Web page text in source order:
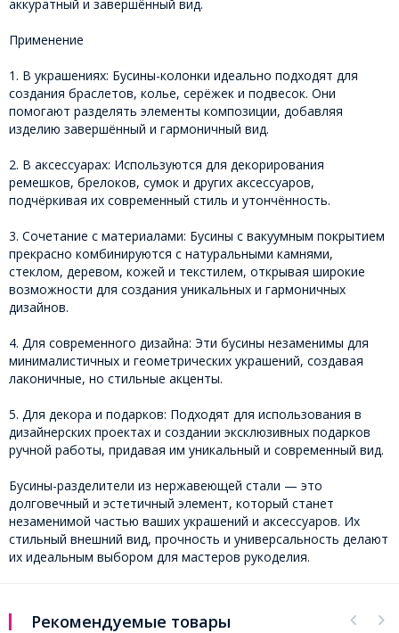
аккуратный и завершённый вид.
Применение
1. В украшениях: Бусины-колонки идеально подходят для
создания браслетов, колье, серёжек и подвесок. Они
помогают разделять элементы композиции, добавляя
изделию завершённый и гармоничный вид.
2. В аксессуарах: Используются для декорирования
ремешков, брелоков, сумок и других аксессуаров,
подчёркивая их современный стиль и утончённость.
3. Сочетание с материалами: Бусины с вакуумным покрытием
прекрасно комбинируются с натуральными камнями,
стеклом, деревом, кожей и текстилем, открывая широкие
возможности для создания уникальных и гармоничных
дизайнов.
4. Для современного дизайна: Эти бусины незаменимы для
минималистичных и геометрических украшений, создавая
лаконичные, но стильные акценты.
5. Для декора и подарков: Подходят для использования в
дизайнерских проектах и создании эксклюзивных подарков
ручной работы, придавая им уникальный и современный вид.
Бусины-разделители из нержавеющей стали — это
долговечный и эстетичный элемент, который станет
незаменимой частью ваших украшений и аксессуаров. Их
стильный внешний вид, прочность и универсальность делают
их идеальным выбором для мастеров рукоделия.
Рекомендуемые товары